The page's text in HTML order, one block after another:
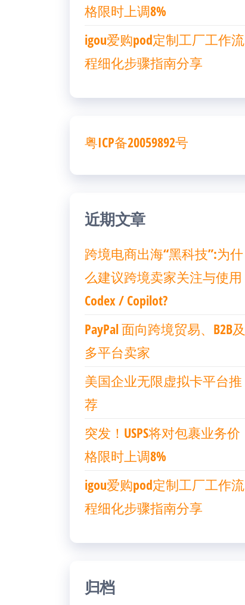
格限时上调8%
igou爱购pod定制工厂工作流
程细化步骤指南分享
粤ICP备20059892号
近期文章
跨境电商出海“黑科技”:为什
么建议跨境卖家关注与使用
Codex / Copilot?
PayPal 面向跨境贸易、B2B及
多平台卖家
美国企业无限虚拟卡平台推
荐
突发！USPS将对包裹业务价
格限时上调8%
igou爱购pod定制工厂工作流
程细化步骤指南分享
归档